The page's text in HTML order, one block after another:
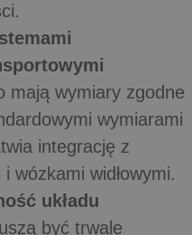
mają wymiary zgodne
wymiarami
integrację z
wózkami widłowymi.
układu
być trwale